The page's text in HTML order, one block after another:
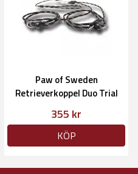
Paw of Sweden
Retrieverkoppel Duo Trial
355 kr
KÖP